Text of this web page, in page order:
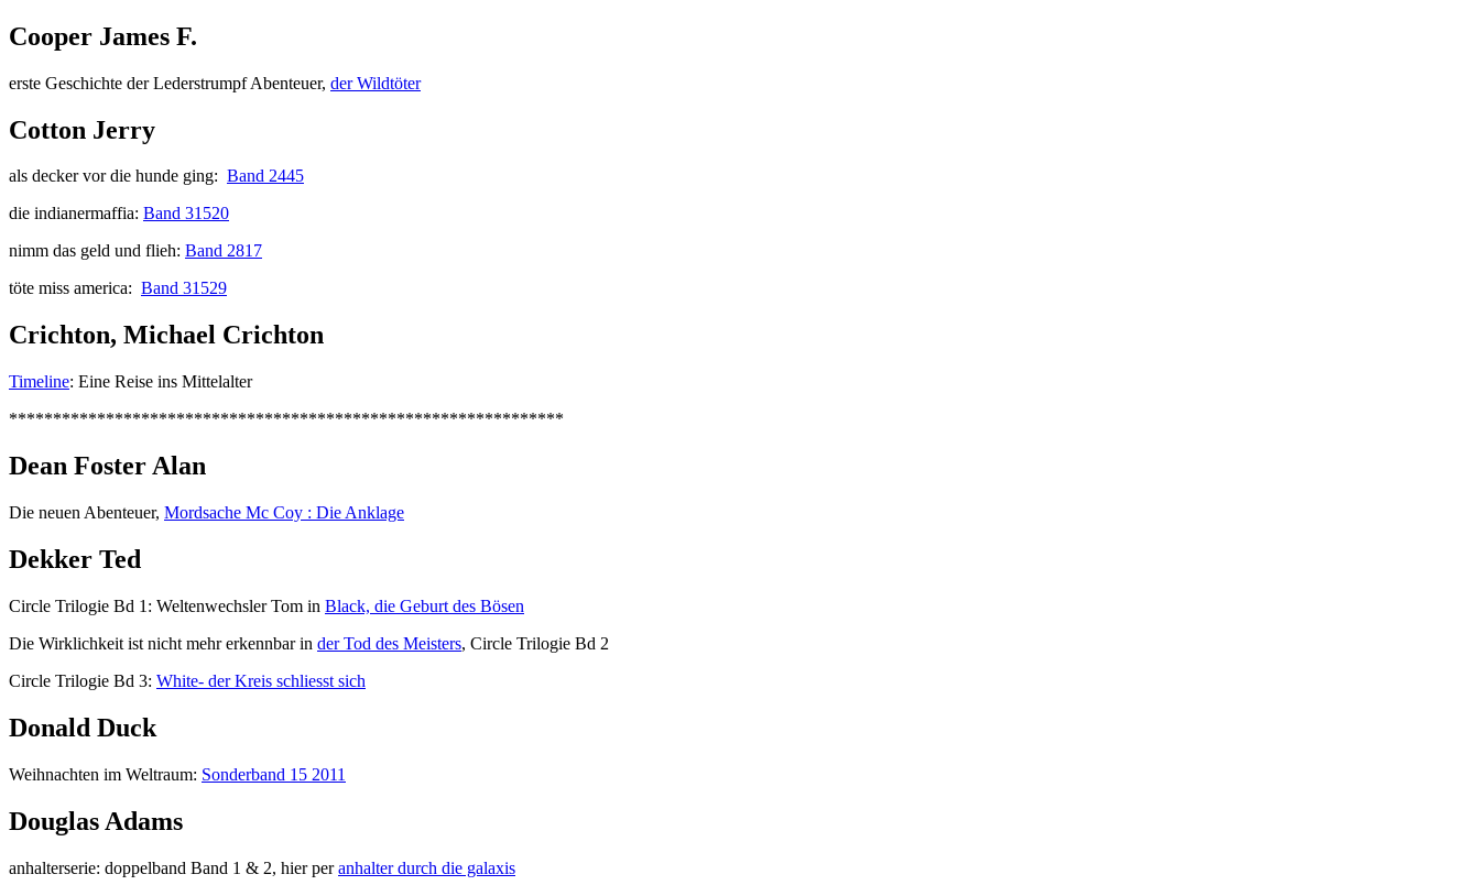
Cooper James F.
erste Geschichte der Lederstrumpf Abenteuer, der Wildtöter
Cotton Jerry
als decker vor die hunde ging: Band 2445
die indianermaffia: Band 31520
nimm das geld und flieh: Band 2817
töte miss america: Band 31529
Crichton, Michael Crichton
Timeline: Eine Reise ins Mittelalter
***************************************************************
Dean Foster Alan
Die neuen Abenteuer, Mordsache Mc Coy : Die Anklage
Dekker Ted
Circle Trilogie Bd 1: Weltenwechsler Tom in Black, die Geburt des Bösen
Die Wirklichkeit ist nicht mehr erkennbar in der Tod des Meisters, Circle Trilogie Bd 2
Circle Trilogie Bd 3: White- der Kreis schliesst sich
Donald Duck
Weihnachten im Weltraum: Sonderband 15 2011
Douglas Adams
anhalterserie: doppelband Band 1 & 2, hier peranhalter durch die galaxis